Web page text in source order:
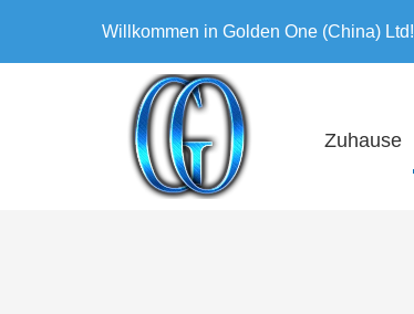
Willkommen in Golden One (China) Ltd!
Zuhause